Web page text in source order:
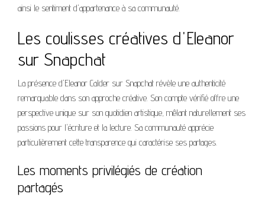
ainsi le sentiment d'appartenance à sa communauté.
Les coulisses créatives d'Eleanor
sur Snapchat
La présence d'Eleanor Calder sur Snapchat révèle une authenticité
remarquable dans son approche créative. Son compte vérifié offre une
perspective unique sur son quotidien artistique, mêlant naturellement ses
passions pour l'écriture et la lecture. Sa communauté apprécie
particulièrement cette transparence qui caractérise ses partages.
Les moments privilégiés de création
partagés